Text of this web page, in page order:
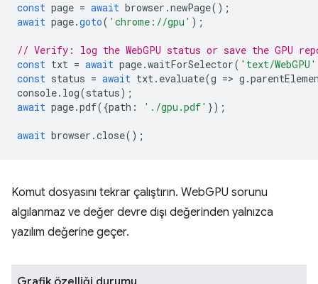
const page = await browser .newPage();
await page.goto( 'chrome://gpu' );
// Verify: log the WebGPU status or save the GPU
const txt = await page.waitForSelector( 'text/WebGPU'
const status = await txt. evaluate(g => g .
console. log(status);
await page.pdf({path : './gpu.pdf' });
await browser .close();
Komut dosyasını tekrar çalıştırın. WebGPU sorunu
algılanmaz ve değer devre dışı değerinden yalnızca
yazılım değerine geçer.